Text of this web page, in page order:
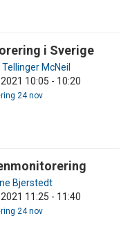
i Sverige
Tellinger McNeil
10:05 - 10:20
24 nov
Bjerstedt
11:25 - 11:40
24 nov